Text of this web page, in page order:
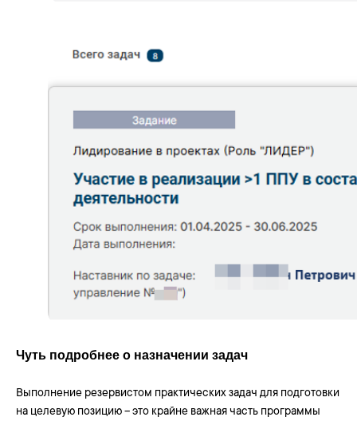
Чуть подробнее о назначении задач
Выполнение резервистом практических задач для подготовки
на целевую позицию – это крайне важная часть программы